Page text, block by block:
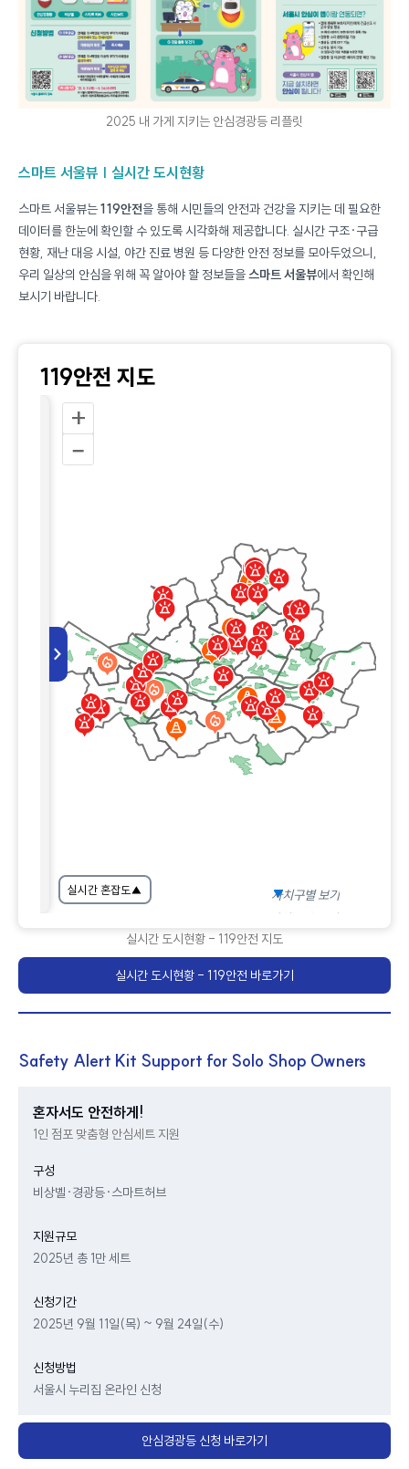
2025 내 가게 지키는 안심경광등 리플릿
스마트 서울뷰 | 실시간 도시현황
스마트 서울뷰는119안전을 통해 시민들의 안전과 건강을 지키는 데 필요한
데이터를 한눈에 확인할 수 있도록 시각화해 제공합니다. 실시간 구조·구급
현황, 재난 대응 시설, 야간 진료 병원 등 다양한 안전 정보를 모아두었으니,
우리 일상의 안심을 위해 꼭 알아야 할 정보들을스마트 서울뷰에서 확인해
보시기 바랍니다.
119안전 지도
>
+
–
실시간 혼잡도▲
자치구별 보기
자치구별 보기
실시간 도시현황 - 119안전 지도
실시간 도시현황 - 119안전 바로가기
Safety Alert Kit Support for Solo Shop Owners
혼자서도 안전하게!
1인 점포 맞춤형 안심세트 지원
구성
비상벨·경광등·스마트허브
지원규모
2025년 총 1만 세트
신청기간
2025년 9월 11일(목) ~ 9월 24일(수)
신청방법
서울시 누리집 온라인 신청
안심경광등 신청 바로가기